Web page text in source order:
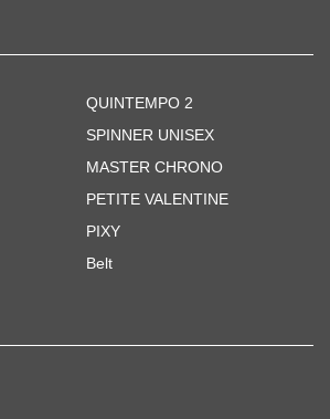
QUINTEMPO 2
SPINNER UNISEX
MASTER CHRONO
PETITE VALENTINE
PIXY
Belt